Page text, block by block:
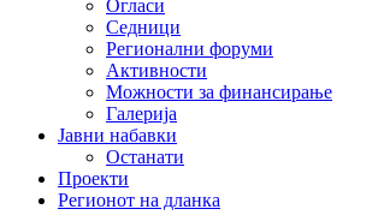
Огласи
Седници
Регионални форуми
Активности
Можности за финансирање
Галерија
Јавни набавки
Останати
Проекти
Регионот на дланка